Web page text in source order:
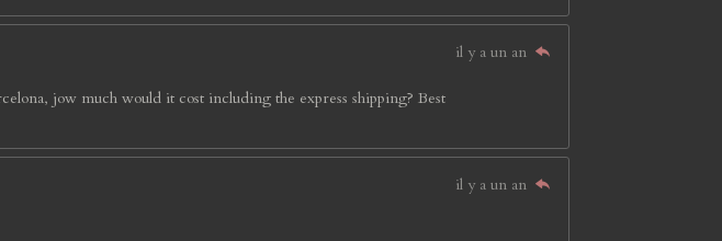
il y a un an
jow much would it cost including the express shipping? Best
il y a un an